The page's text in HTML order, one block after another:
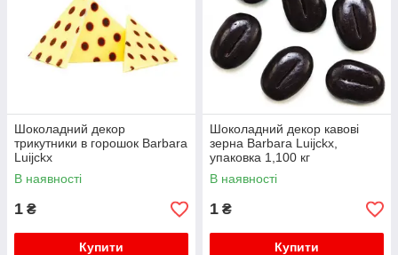
Шоколадний декор
трикутники в горошок Barbara
Luijckx
В наявності
1 ₴
Купити
Шоколадний декор кавові
зерна Barbara Luijckx,
упаковка 1,100 кг
В наявності
1 ₴
Купити